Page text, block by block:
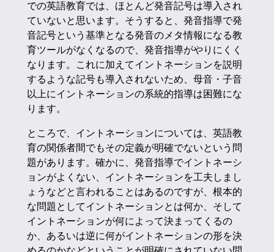
での英語教育では、ほとんど発音記号は導入され
ていないと思います。そうすると、発音指導で発
音記号という基準となる発音のメタ情報になる教
育ツールがなくなるので、発音指導がやりにくく
なります。これに加えてイントネーションを説明
するような記号も導入されないため、母音・子音
以上にイントネーションの系統的指導は困難にな
ります。
ところで、イントネーションについては、英語教
育の関係者間でもその定義が明確でないという問
題があります。確かに、発音指導でイントネーシ
ョンがよくない、イントネーションを工夫しまし
ょうなどと言われることはあるのですが、根本的
な問題としてイントネーションとは何か、そして
イントネーションが何によって決まってくるの
か、あるいは逆に何がイントネーションの形を決